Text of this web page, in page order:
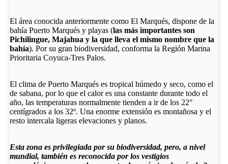
El área conocida anteriormente como El Marqués, dispone de la
bahía Puerto Marqués y playas (las más importantes son
Pichilingue, Majahua y la que lleva el mismo nombre que la
bahía). Por su gran biodiversidad, conforma la Región Marina
Prioritaria Coyuca-Tres Palos.
El clima de Puerto Marqués es tropical húmedo y seco, como el
de sabana, por lo que el calor es una constante durante todo el
año, las temperaturas normalmente tienden a ir de los 22°
centígrados a los 32º. Una enorme extensión es montañosa y el
resto intercala ligeras elevaciones y planos.
Esta zona es privilegiada por su biodiversidad, pero, a nivel
mundial, también es reconocida por los vestigios